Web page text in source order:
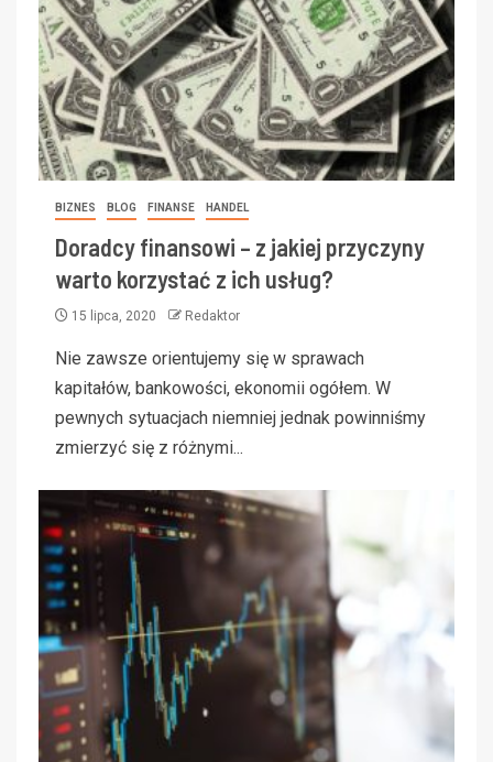
BIZNES BLOG FINANSE HANDEL
Doradcy finansowi – z jakiej przyczyny
warto korzystać z ich usług?
15 lipca, 2020 Redaktor
Nie zawsze orientujemy się w sprawach
kapitałów, bankowości, ekonomii ogółem. W
pewnych sytuacjach niemniej jednak powinniśmy
zmierzyć się z różnymi...